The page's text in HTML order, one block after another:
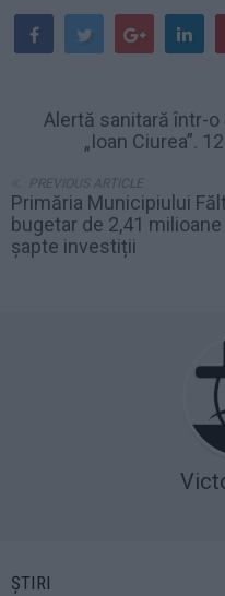
Alertă sanitară într-o
„Ioan Ciurea”.
PREVIOUS ARTICLE
Primăria Municipiului
bugetar de 2,41
șapte investiții
ȘTIRI